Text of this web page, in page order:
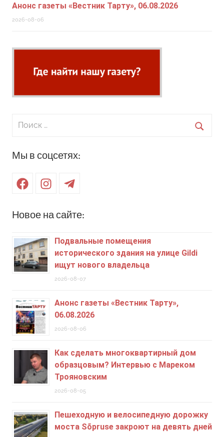
Анонс газеты «Вестник Тарту», 06.08.2026
2026-08-06
Поиск
Мы в соцсетях:
FacebookInstagramTelegram
Новое на сайте:
Подвальные помещения
исторического здания на улице Gildi
ищут нового владельца
2026-08-07
Анонс газеты «Вестник Тарту»,
06.08.2026
2026-08-06
Как сделать многоквартирный дом
образцовым? Интервью с Мареком
Трояновским
2026-08-05
Пешеходную и велосипедную дорожку
моста Sõpruse закроют на девять дней